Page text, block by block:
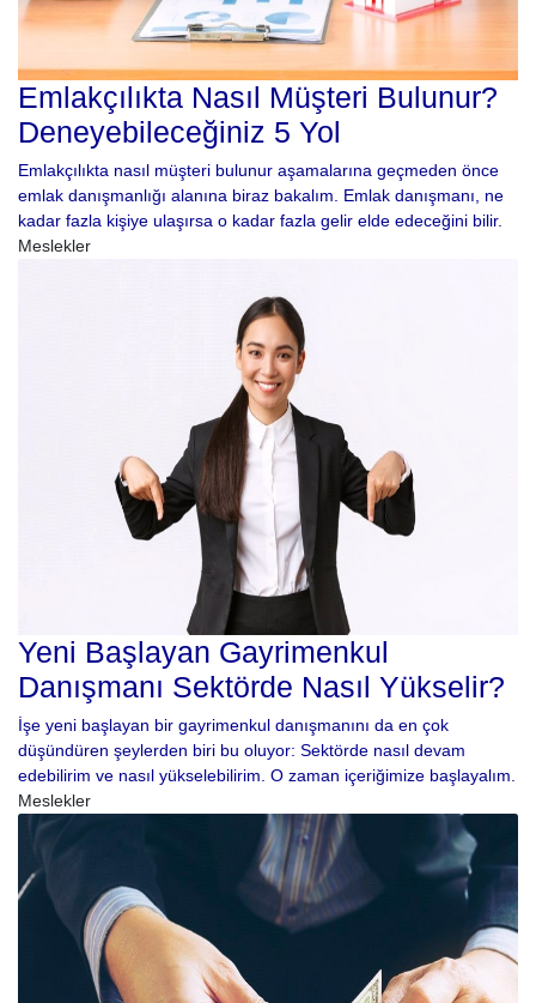
Emlakçılıkta Nasıl Müşteri Bulunur?
Deneyebileceğiniz 5 Yol
Emlakçılıkta nasıl müşteri bulunur aşamalarına geçmeden önce
emlak danışmanlığı alanına biraz bakalım. Emlak danışmanı, ne
kadar fazla kişiye ulaşırsa o kadar fazla gelir elde edeceğini bilir.
Meslekler
Yeni Başlayan Gayrimenkul
Danışmanı Sektörde Nasıl Yükselir?
İşe yeni başlayan bir gayrimenkul danışmanını da en çok
düşündüren şeylerden biri bu oluyor: Sektörde nasıl devam
edebilirim ve nasıl yükselebilirim. O zaman içeriğimize başlayalım.
Meslekler